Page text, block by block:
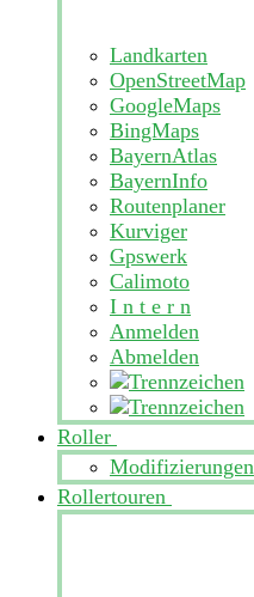
Landkarten
OpenStreetMap
GoogleMaps
BingMaps
BayernAtlas
BayernInfo
Routenplaner
Kurviger
Gpswerk
Calimoto
I n t e r n
Anmelden
Abmelden
Roller
Modifizierungen
Rollertouren